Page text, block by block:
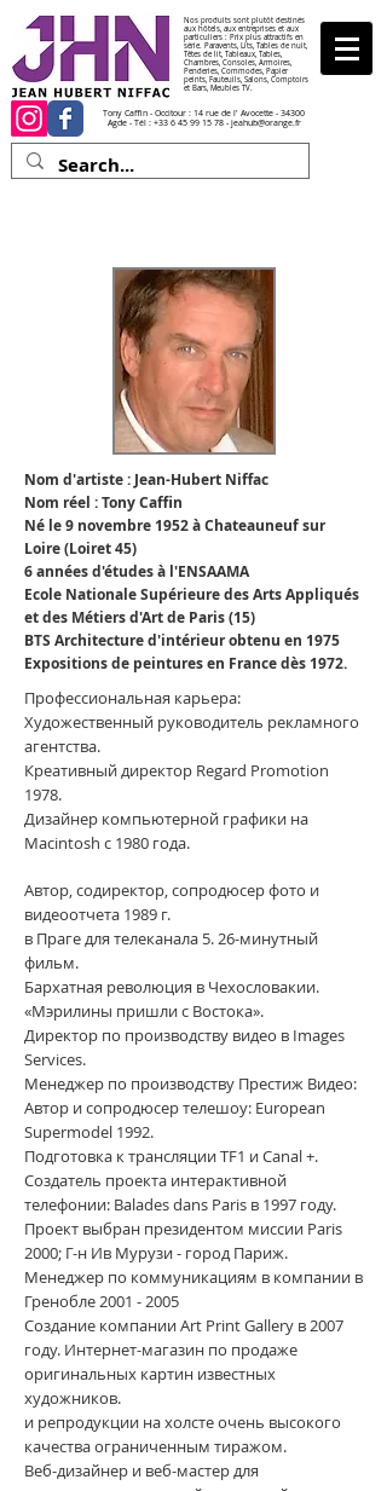
Nos produits sont plutôt destinés
aux hôtels, aux entreprises et aux
particuliers : Prix plus attractifs en
série. Paravents, Lits, Tables de nuit,
Têtes de lit, Tableaux, Tables,
Chambres, Consoles, Armoires,
Penderies, Commodes, Papier
peints, Fauteuils, Salons, Comptoirs
et Bars, Meubles TV.
Tony Caffin - Occitour : 14 rue de l' Avocette - 34300
Agde - Tél : +33 6 45 99 15 78- jeahub@orange.fr
Nom d'artiste : Jean-Hubert Niffac
Nom réel : Tony Caffin
Né le 9 novembre 1952 à Chateauneuf sur
Loire (Loiret 45)
6 années d'études à l'ENSAAMA
Ecole Nationale Supérieure des Arts Appliqués
et des Métiers d'Art de Paris (15)
BTS Architecture d'intérieur obtenu en 1975
Expositions de peintures en France dès 1972.
Профессиональная карьера:
Художественный руководитель рекламного
агентства.
Креативный директор Regard Promotion
1978.
Дизайнер компьютерной графики на
Macintosh с 1980 года.
Автор, содиректор, сопродюсер фото и
видеоотчета 1989 г.
в Праге для телеканала 5. 26-минутный
фильм.
Бархатная революция в Чехословакии.
«Мэрилины пришли с Востока».
Директор по производству видео в Images
Services.
Менеджер по производству Престиж Видео:
Автор и сопродюсер телешоу: European
Supermodel 1992.
Подготовка к трансляции TF1 и Canal +.
Создатель проекта интерактивной
телефонии: Balades dans Paris в 1997 году.
Проект выбран президентом миссии Paris
2000; Г-н Ив Мурузи - город Париж.
Менеджер по коммуникациям в компании в
Гренобле2001 - 2005
Создание компании Art Print Gallery в 2007
году. Интернет-магазин по продаже
оригинальных картин известных
художников.
и репродукции на холсте очень высокого
качества ограниченным тиражом.
Веб-дизайнер и веб-мастер для